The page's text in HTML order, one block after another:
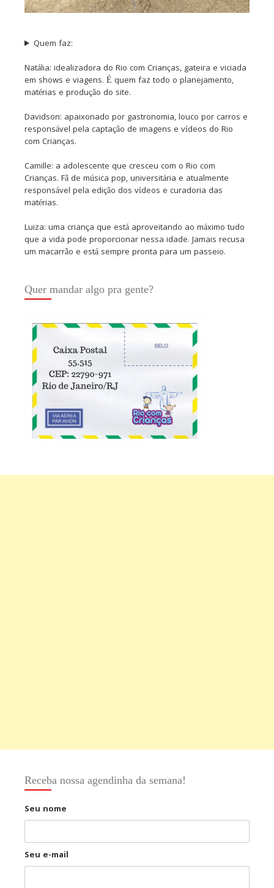
Quem faz:
Natália: idealizadora do Rio com Crianças, gateira e viciada
em shows e viagens. É quem faz todo o planejamento,
matérias e produção do site.
Davidson: apaixonado por gastronomia, louco por carros e
responsável pela captação de imagens e vídeos do Rio
com Crianças.
Camille: a adolescente que cresceu com o Rio com
Crianças. Fã de música pop, universitária e atualmente
responsável pela edição dos vídeos e curadoria das
matérias.
Luiza: uma criança que está aproveitando ao máximo tudo
que a vida pode proporcionar nessa idade. Jamais recusa
um macarrão e está sempre pronta para um passeio.
Quer mandar algo pra gente?
Receba nossa agendinha da semana!
Seu nome
Seu e-mail